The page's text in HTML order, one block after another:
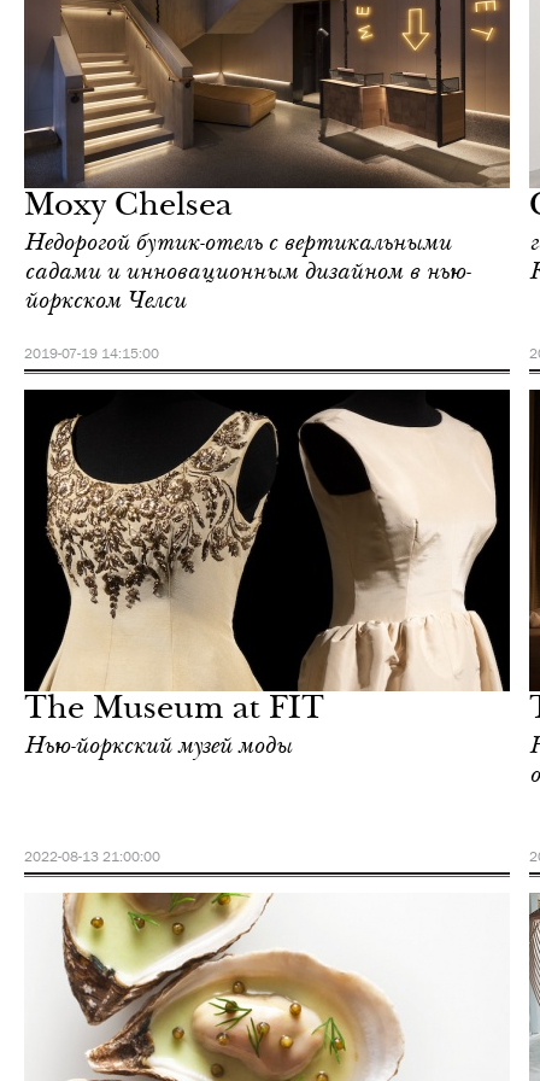
Moxy Chelsea
Недорогой бутик-отель с вертикальными
садами и инновационным дизайном в нью-
йоркском Челси
2019-07-19 14:15:00
Йорк
The Museum at FIT
Нью-йоркский музей моды
2022-08-13 21:00:00
Йорк